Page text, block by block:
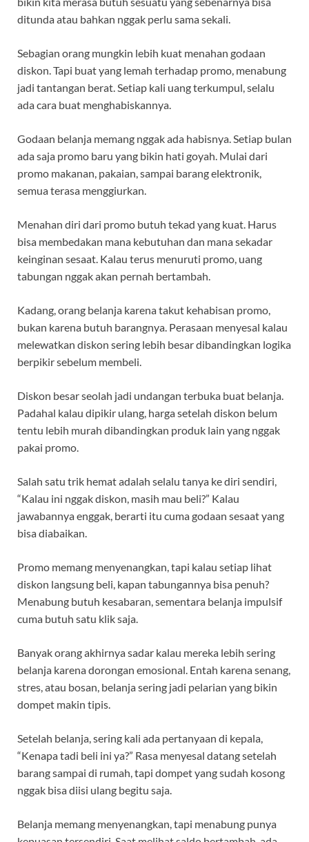
ditunda atau bahkan nggak perlu sama sekali.
Sebagian orang mungkin lebih kuat menahan godaan
diskon. Tapi buat yang lemah terhadap promo, menabung
jadi tantangan berat. Setiap kali uang terkumpul, selalu
ada cara buat menghabiskannya.
Godaan belanja memang nggak ada habisnya. Setiap bulan
ada saja promo baru yang bikin hati goyah. Mulai dari
promo makanan, pakaian, sampai barang elektronik,
semua terasa menggiurkan.
Menahan diri dari promo butuh tekad yang kuat. Harus
bisa membedakan mana kebutuhan dan mana sekadar
keinginan sesaat. Kalau terus menuruti promo, uang
tabungan nggak akan pernah bertambah.
Kadang, orang belanja karena takut kehabisan promo,
bukan karena butuh barangnya. Perasaan menyesal kalau
melewatkan diskon sering lebih besar dibandingkan logika
berpikir sebelum membeli.
Diskon besar seolah jadi undangan terbuka buat belanja.
Padahal kalau dipikir ulang, harga setelah diskon belum
tentu lebih murah dibandingkan produk lain yang nggak
pakai promo.
Salah satu trik hemat adalah selalu tanya ke diri sendiri,
“Kalau ini nggak diskon, masih mau beli?” Kalau
jawabannya enggak, berarti itu cuma godaan sesaat yang
bisa diabaikan.
Promo memang menyenangkan, tapi kalau setiap lihat
diskon langsung beli, kapan tabungannya bisa penuh?
Menabung butuh kesabaran, sementara belanja impulsif
cuma butuh satu klik saja.
Banyak orang akhirnya sadar kalau mereka lebih sering
belanja karena dorongan emosional. Entah karena senang,
stres, atau bosan, belanja sering jadi pelarian yang bikin
dompet makin tipis.
Setelah belanja, sering kali ada pertanyaan di kepala,
“Kenapa tadi beli ini ya?” Rasa menyesal datang setelah
barang sampai di rumah, tapi dompet yang sudah kosong
nggak bisa diisi ulang begitu saja.
Belanja memang menyenangkan, tapi menabung punya